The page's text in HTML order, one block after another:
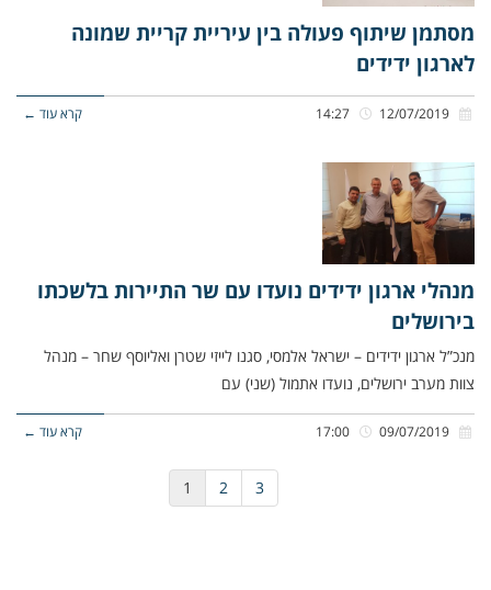
מסתמן שיתוף פעולה בין עיריית קריית שמונה
לארגון ידידים
קרא עוד ←
מנהלי ארגון ידידים נועדו עם שר התיירות בלשכתו
בירושלים
מנכ”ל ארגון ידידים – ישראל אלמסי, סגנו לייזי שטרן ואליוסף שחר – מנהל
צוות מערב ירושלים, נועדו אתמול (שני) עם
קרא עוד ←
1 2 3